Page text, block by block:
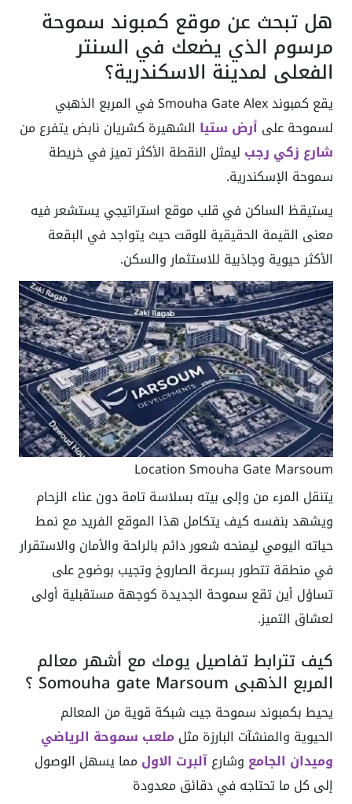
هل تبحث عن موقع كمبوند سموحة
مرسوم الذي يضعك في السنتر
الفعلي لمدينة الاسكندرية؟
يقع كمبوند Smouha Gate Alex في المربع الذهبي
لسموحة على أرض ستيا الشهيرة كشريان نابض يتفرع من
شارع زكي رجب ليمثل النقطة الأكثر تميز في خريطة
سموحة الإسكندرية.
يستيقظ الساكن في قلب موقع استراتيجي يستشعر فيه
معنى القيمة الحقيقية للوقت حيث يتواجد في البقعة
الأكثر حيوية وجاذبية للاستثمار والسكن.
Location Smouha Gate Marsoum
يتنقل المرء من وإلى بيته بسلاسة تامة دون عناء الزحام
ويشهد بنفسه كيف يتكامل هذا الموقع الفريد مع نمط
حياته اليومي ليمنحه شعور دائم بالراحة والأمان والاستقرار
في منطقة تتطور بسرعة الصاروخ وتجيب بوضوح على
تساؤل أين تقع سموحة الجديدة كوجهة مستقبلية أولى
لعشاق التميز.
كيف تترابط تفاصيل يومك مع أشهر معالم
المربع الذهبي Somouha gate Marsoum ؟
يحيط بكمبوند سموحة جيت شبكة قوية من المعالم
الحيوية والمنشآت البارزة مثل ملعب سموحة الرياضي
وميدان الجامع وشارعآلبرت الاول مما يسهل الوصول
إلى كل ما تحتاجه في دقائق معدودة